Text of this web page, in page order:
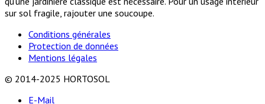
sur sol fragile, rajouter une soucoupe.
Conditions générales
Protection de données
Mentions légales
© 2014-2025 HORTOSOL
E-Mail